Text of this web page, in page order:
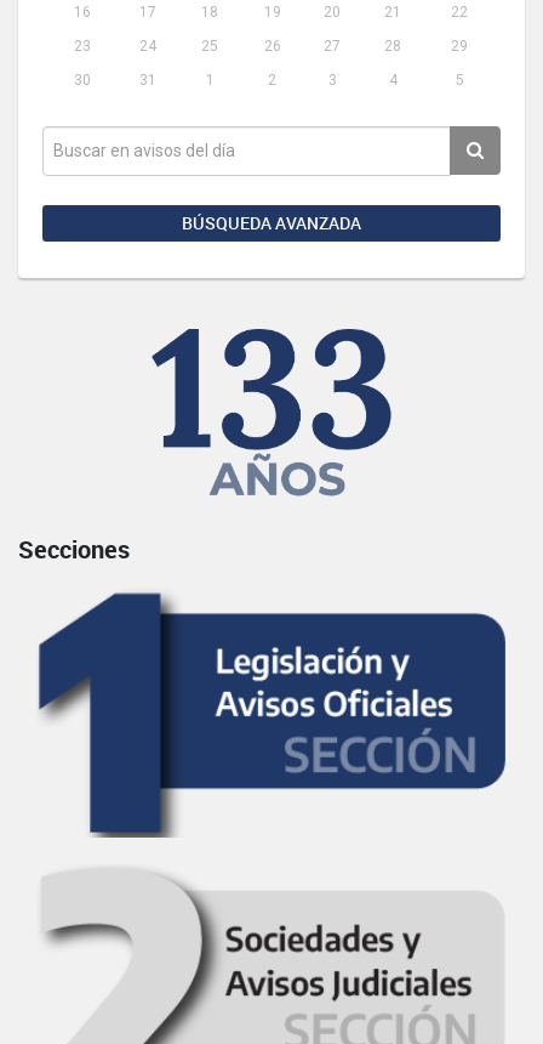
16
17 18 19 20 21
22
23
24 25 26 27 28
29
30
31 1 2 3 4 5
BÚSQUEDA AVANZADA
Secciones